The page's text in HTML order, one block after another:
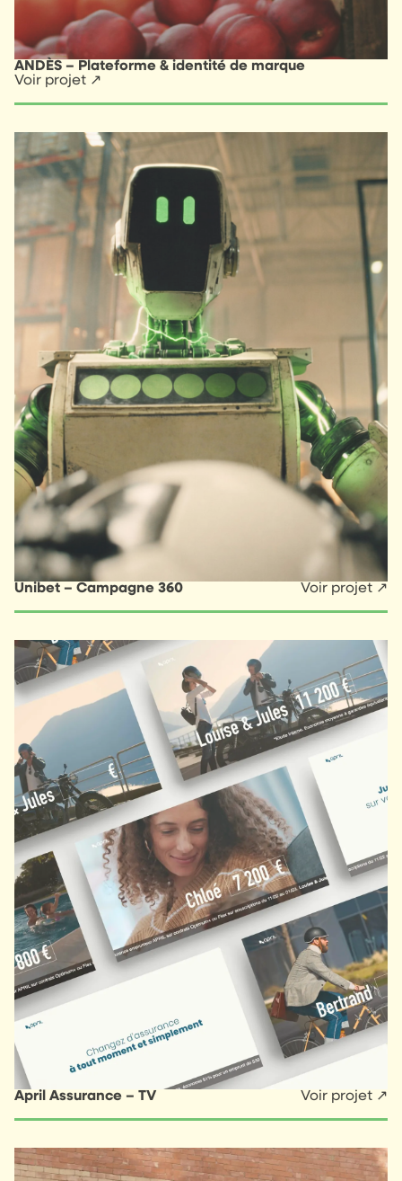
ANDÈS – Plateforme & identité de marque
Voir projet ↗
Unibet – Campagne 360 Voir projet ↗
April Assurance – TV Voir projet ↗